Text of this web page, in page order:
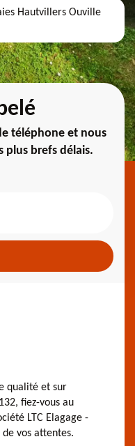
Hautvillers Ouville
téléphone et nous
plus brefs délais.
qualité et sur
fiez-vous au
LTC Elagage -
vos attentes.